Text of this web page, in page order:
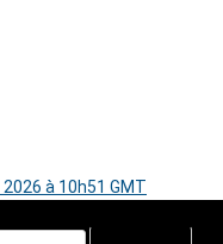
à 10h51 GMT